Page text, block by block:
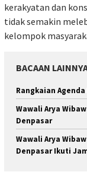
kerakyatan dan
tidak semakin
kelompok
BACAAN
Rangkaian
Wawali Arya
Denpasar
Wawali Arya
Denpasar Ikuti